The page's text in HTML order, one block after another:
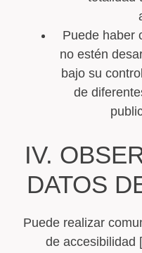
Puede haber
no estén
bajo su
de
IV.
DATOS
Puede realizar
de accesibilidad